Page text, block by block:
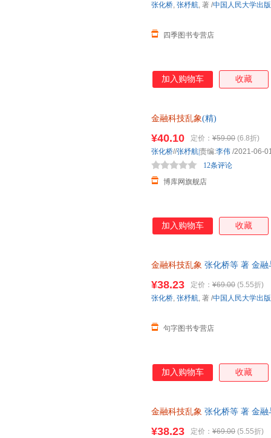
四季图书专营店
张化桥, 张杼航, 著 /中国人民大学出
加入购物车 收藏
金融科技乱象(精)
¥40.10 定价： ¥59.00 (6.8折)
博库网旗舰店
12条评论
张化桥//张杼航|责编:李伟 /2021-06-
加入购物车 收藏
金融科技乱象 张化桥等 著 金
¥38.23 定价： ¥69.00 (5.55折)
句字图书专营店
张化桥, 张杼航, 著 /中国人民大学出
加入购物车 收藏
金融科技乱象 张化桥等 著 金
¥38.23 定价： ¥69.00 (5.55折)